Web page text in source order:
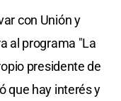
con Unión y
al programa "La
presidente de
que hay interés y